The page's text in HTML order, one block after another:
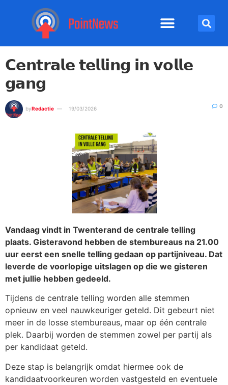
𝗖𝗲𝗻𝘁𝗿𝗮𝗹𝗲 𝘁𝗲𝗹𝗹𝗶𝗻𝗴 𝗶𝗻 𝘃𝗼𝗹𝗹𝗲
𝗴𝗮𝗻𝗴
byRedactie 19/03/2026 0
Vandaag vindt in Twenterand de centrale telling
plaats. Gisteravond hebben de stembureaus na 21.00
uur eerst een snelle telling gedaan op partijniveau. Dat
leverde de voorlopige uitslagen op die we gisteren
met jullie hebben gedeeld.
Tijdens de centrale telling worden alle stemmen
opnieuw en veel nauwkeuriger geteld. Dit gebeurt niet
meer in de losse stembureaus, maar op één centrale
plek. Daarbij worden de stemmen zowel per partij als
per kandidaat geteld.
Deze stap is belangrijk omdat hiermee ook de
kandidaatvoorkeuren worden vastgesteld en eventuele